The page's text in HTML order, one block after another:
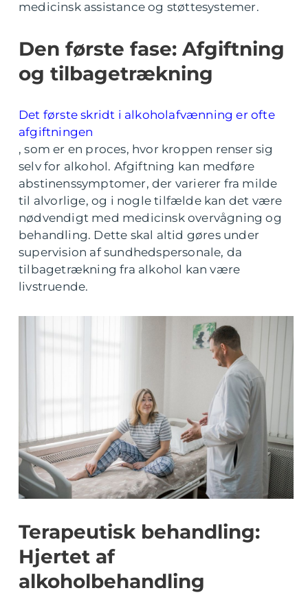
medicinsk assistance og støttesystemer.
Den første fase: Afgiftning
og tilbagetrækning
Det første skridt i alkoholafvænning er ofte
afgiftningen
, som er en proces, hvor kroppen renser sig
selv for alkohol. Afgiftning kan medføre
abstinenssymptomer, der varierer fra milde
til alvorlige, og i nogle tilfælde kan det være
nødvendigt med medicinsk overvågning og
behandling. Dette skal altid gøres under
supervision af sundhedspersonale, da
tilbagetrækning fra alkohol kan være
livstruende.
Terapeutisk behandling:
Hjertet af
alkoholbehandling